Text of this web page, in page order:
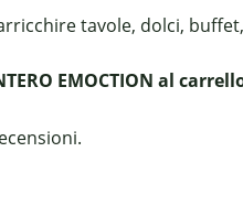
tavole, dolci,
EMOCTION al